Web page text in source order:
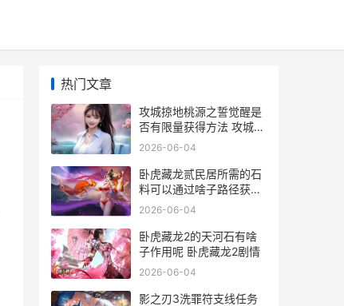
热门文章
攻城掠地桃源之誓觉醒是
否有限量获得方法 攻城掠
地桃源之誓用什么套装
2026-06-04
卧虎藏龙贰民居所需的石
料可以通过啥子路径获取
卧虎藏龙贰攻略
2026-06-04
卧虎藏龙2的天河石有啥
子作用呢 卧虎藏龙2剧情
2026-06-04
影之刃3洗罪符支线任务